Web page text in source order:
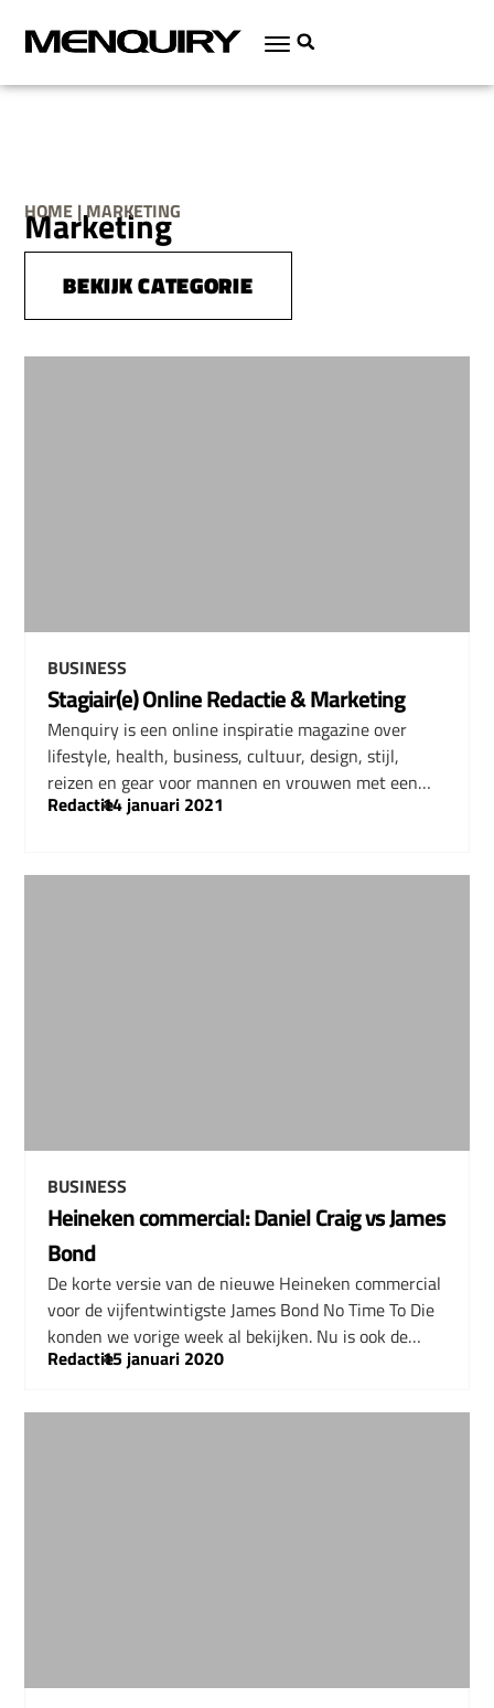
HOME | MARKETING
Marketing
BEKIJK CATEGORIE
BUSINESS
Stagiair(e) Online Redactie & Marketing
Menquiry is een online inspiratie magazine over
lifestyle, health, business, cultuur, design, stijl,
reizen en gear voor mannen en vrouwen met een…
Redactie
–
14 januari 2021
BUSINESS
Heineken commercial: Daniel Craig vs James
Bond
De korte versie van de nieuwe Heineken commercial
voor de vijfentwintigste James Bond No Time To Die
konden we vorige week al bekijken. Nu is ook de…
Redactie
–
15 januari 2020